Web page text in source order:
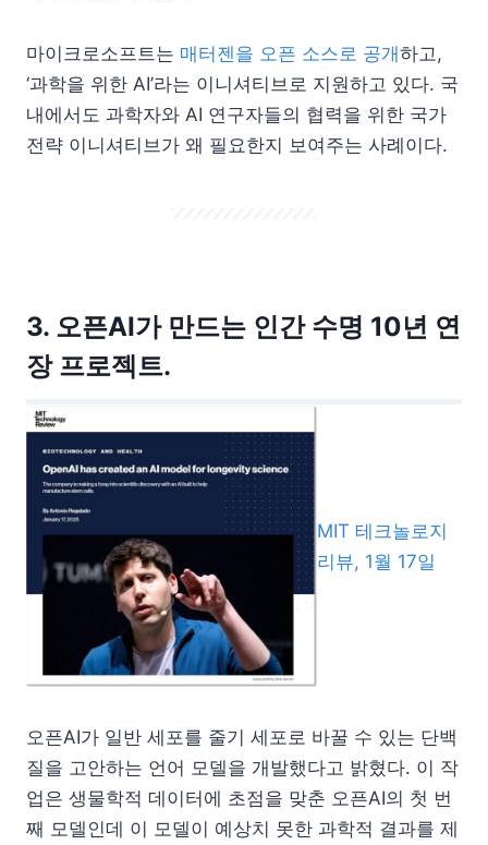
마이크로소프트는 매터젠을 오픈 소스로 공개하고,
‘과학을 위한 AI’라는 이니셔티브로 지원하고 있다. 국
내에서도 과학자와 AI 연구자들의 협력을 위한 국가
전략 이니셔티브가 왜 필요한지 보여주는 사례이다.
3. 오픈AI가 만드는 인간 수명 10년 연
장 프로젝트.
MIT 테크놀로지
리뷰, 1월 17일
오픈AI가 일반 세포를 줄기 세포로 바꿀 수 있는 단백
질을 고안하는 언어 모델을 개발했다고 밝혔다. 이 작
업은 생물학적 데이터에 초점을 맞춘 오픈AI의 첫 번
째 모델인데 이 모델이 예상치 못한 과학적 결과를 제